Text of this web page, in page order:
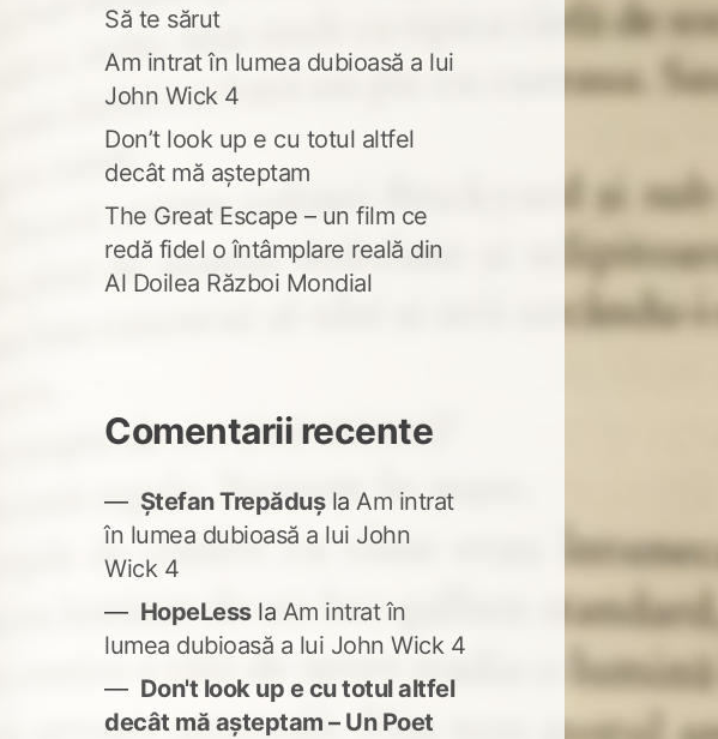
Să te sărut
Am intrat în lumea dubioasă a lui
John Wick 4
Don’t look up e cu totul altfel
decât mă așteptam
The Great Escape – un film ce
redă fidel o întâmplare reală din
Al Doilea Război Mondial
Comentarii recente
Ștefan Trepădușla Am intrat
în lumea dubioasă a lui John
Wick 4
HopeLessla Am intrat în
lumea dubioasă a lui John Wick 4
Don't look up e cu totul altfel
decât mă așteptam – Un Poet